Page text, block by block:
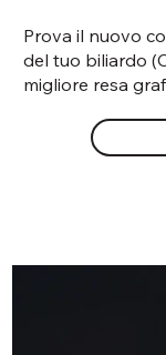
Prova il nuovo
del tuo biliardo
migliore resa